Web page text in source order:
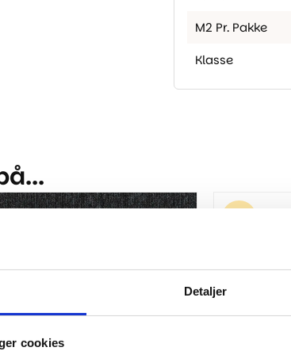
Detaljer
cookies
M2 Pr. Pakke
Klasse